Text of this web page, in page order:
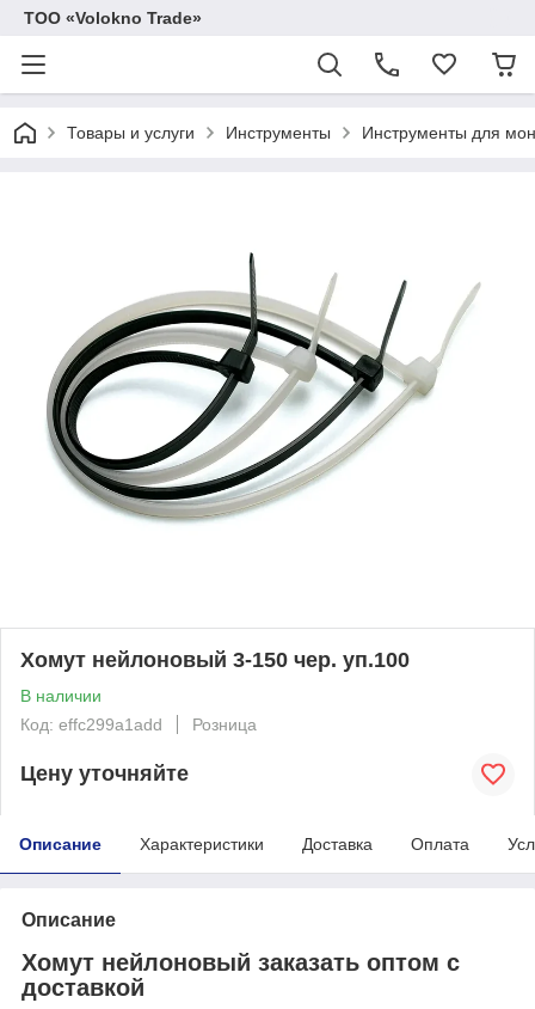
ТОО «Volokno Trade»
Товары и услуги Инструменты Инструменты для
Хомут нейлоновый 3-150 чер. уп.100
В наличии
Код: effc299a1add
Розница
Цену уточняйте
Описание Характеристики Доставка Оплата
Описание
Хомут нейлоновый заказать оптом с
доставкой